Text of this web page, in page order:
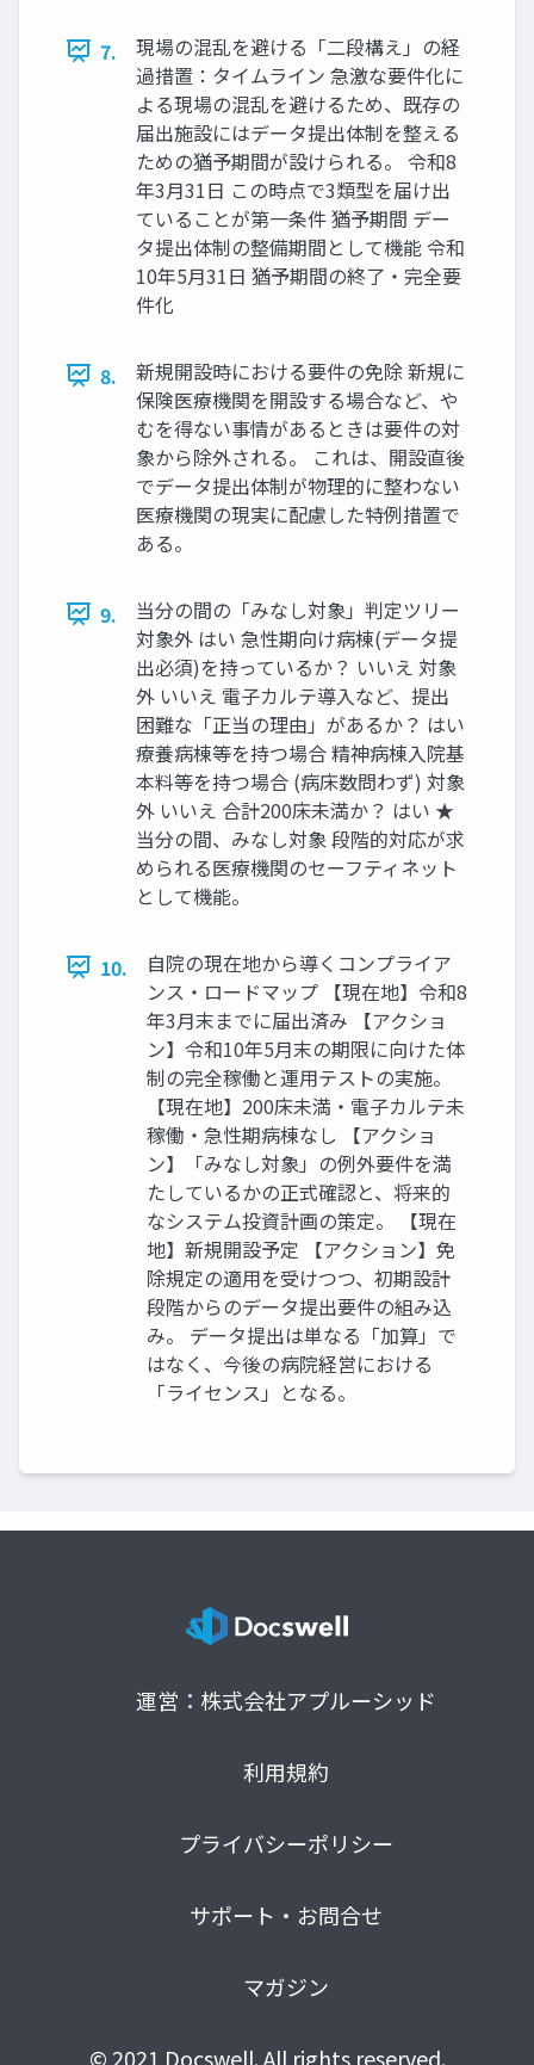
7.
現場の混乱を避ける「二段構え」の経
過措置：タイムライン 急激な要件化に
よる現場の混乱を避けるため、既存の
届出施設にはデータ提出体制を整える
ための猶予期間が設けられる。 令和8
年3月31日 この時点で3類型を届け出
ていることが第一条件 猶予期間 デー
タ提出体制の整備期間として機能 令和
10年5月31日 猶予期間の終了・完全要
件化
8.
新規開設時における要件の免除 新規に
保険医療機関を開設する場合など、や
むを得ない事情があるときは要件の対
象から除外される。 これは、開設直後
でデータ提出体制が物理的に整わない
医療機関の現実に配慮した特例措置で
ある。
9.
当分の間の「みなし対象」判定ツリー
対象外 はい 急性期向け病棟(データ提
出必須)を持っているか？ いいえ 対象
外 いいえ 電子カルテ導入など、提出
困難な「正当の理由」があるか？ はい
療養病棟等を持つ場合 精神病棟入院基
本料等を持つ場合 (病床数問わず) 対象
外 いいえ 合計200床未満か？ はい ★
当分の間、みなし対象 段階的対応が求
められる医療機関のセーフティネット
として機能。
10.
自院の現在地から導くコンプライア
ンス・ロードマップ 【現在地】令和8
年3月末までに届出済み 【アクショ
ン】令和10年5月末の期限に向けた体
制の完全稼働と運用テストの実施。
【現在地】200床未満・電子カルテ未
稼働・急性期病棟なし 【アクショ
ン】「みなし対象」の例外要件を満
たしているかの正式確認と、将来的
なシステム投資計画の策定。 【現在
地】新規開設予定 【アクション】免
除規定の適用を受けつつ、初期設計
段階からのデータ提出要件の組み込
み。 データ提出は単なる「加算」で
はなく、今後の病院経営における
「ライセンス」となる。
運営：株式会社アプルーシッド
利用規約
プライバシーポリシー
サポート・お問合せ
マガジン
© 2021 Docswell. All rights reserved.